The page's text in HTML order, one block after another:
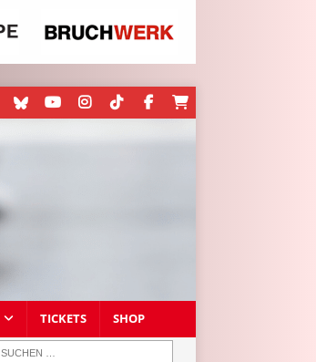
TICKETS SHOP